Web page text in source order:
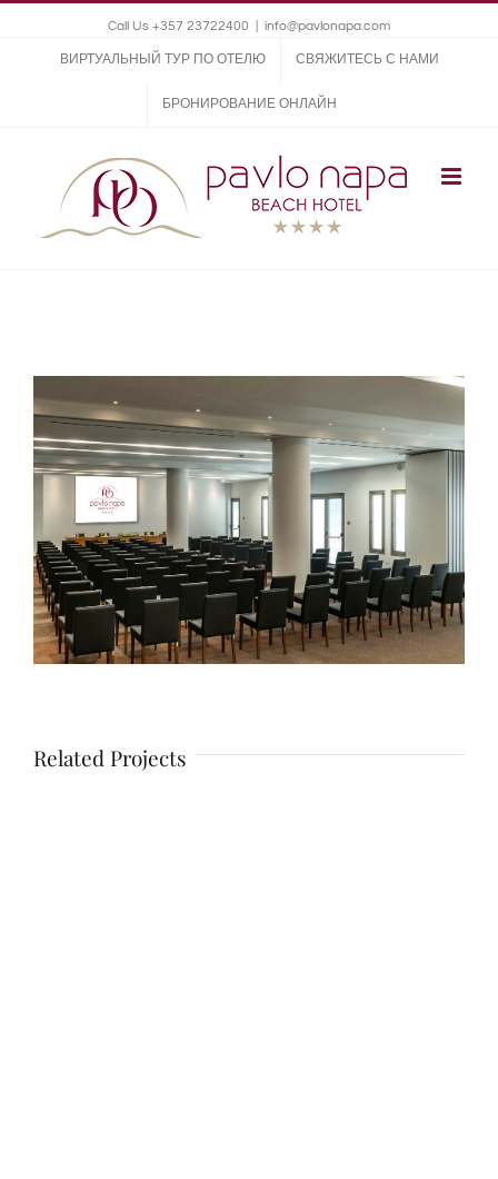
Call Us +357 23722400 info@pavlonapa.com
ВИРТУАЛЬНЫЙ ТУР ПО ОТЕЛЮ СВЯЖИТЕСЬ С НАМИ
БРОНИРОВАНИЕ ОНЛАЙН
Larger
Image
Related Projects